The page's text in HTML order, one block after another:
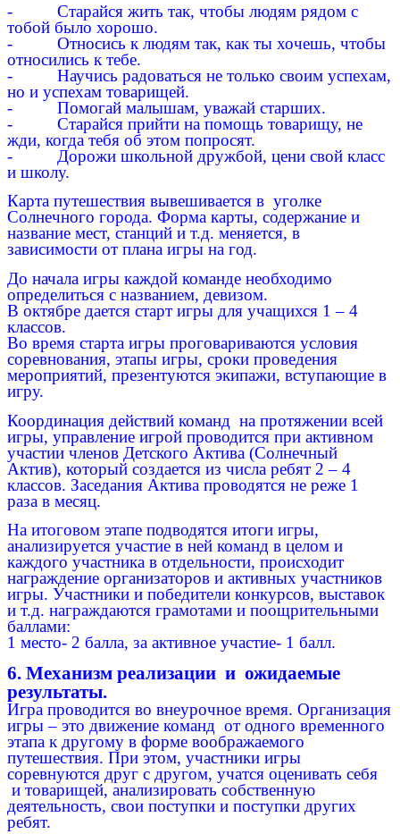
- Старайся жить так, чтобы людям рядом с
тобой было хорошо.
- Относись к людям так, как ты хочешь, чтобы
относились к тебе.
- Научись радоваться не только своим успехам,
но и успехам товарищей.
- Помогай малышам, уважай старших.
- Старайся прийти на помощь товарищу, не
жди, когда тебя об этом попросят.
- Дорожи школьной дружбой, цени свой класс
и школу.
Карта путешествия вывешивается в уголке
Солнечного города. Форма карты, содержание и
название мест, станций и т.д. меняется, в
зависимости от плана игры на год.
До начала игры каждой команде необходимо
определиться с названием, девизом.
В октябре дается старт игры для учащихся 1 – 4
классов.
Во время старта игры проговариваются условия
соревнования, этапы игры, сроки проведения
мероприятий, презентуются экипажи, вступающие в
игру.
Координация действий команд на протяжении всей
игры, управление игрой проводится при активном
участии членов Детского Актива (Солнечный
Актив), который создается из числа ребят 2 – 4
классов. Заседания Актива проводятся не реже 1
раза в месяц.
На итоговом этапе подводятся итоги игры,
анализируется участие в ней команд в целом и
каждого участника в отдельности, происходит
награждение организаторов и активных участников
игры. Участники и победители конкурсов, выставок
и т.д. награждаются грамотами и поощрительными
баллами:
1 место- 2 балла, за активное участие- 1 балл.
6. Механизм реализации и ожидаемые
результаты.
Игра проводится во внеурочное время. Организация
игры – это движение команд от одного временного
этапа к другому в форме воображаемого
путешествия. При этом, участники игры
соревнуются друг с другом, учатся оценивать себя
и товарищей, анализировать собственную
деятельность, свои поступки и поступки других
ребят.